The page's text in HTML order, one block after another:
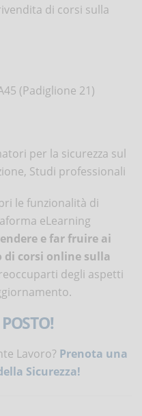
di corsi sulla
(Padiglione 21)
per la sicurezza sul
Studi professionali
le funzionalità di
eLearning
e far fruire ai
corsi online sulla
degli aspetti
Lavoro? Prenota una
Sicurezza!